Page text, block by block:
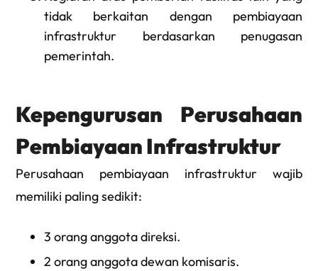
tidak berkaitan dengan pembiayaan
infrastruktur berdasarkan penugasan
pemerintah.
Kepengurusan Perusahaan
Pembiayaan Infrastruktur
Perusahaan pembiayaan infrastruktur wajib
memiliki paling sedikit:
3 orang anggota direksi.
2 orang anggota dewan komisaris.